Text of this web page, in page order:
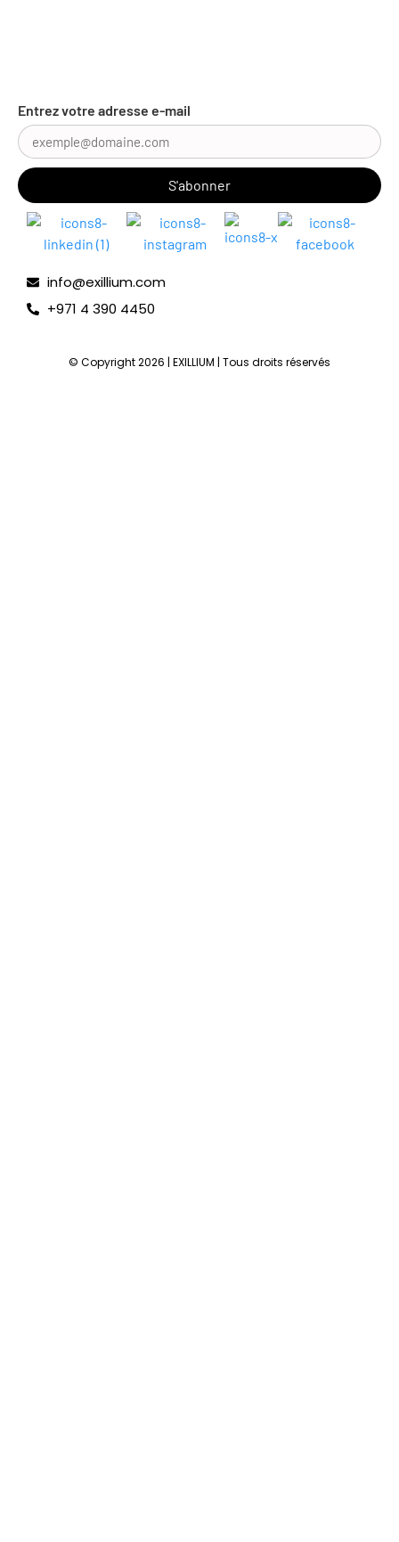
Entrez votre adresse e-mail
info@exillium.com
+971 4 390 4450
© Copyright 2026 | EXILLIUM | Tous droits réservés